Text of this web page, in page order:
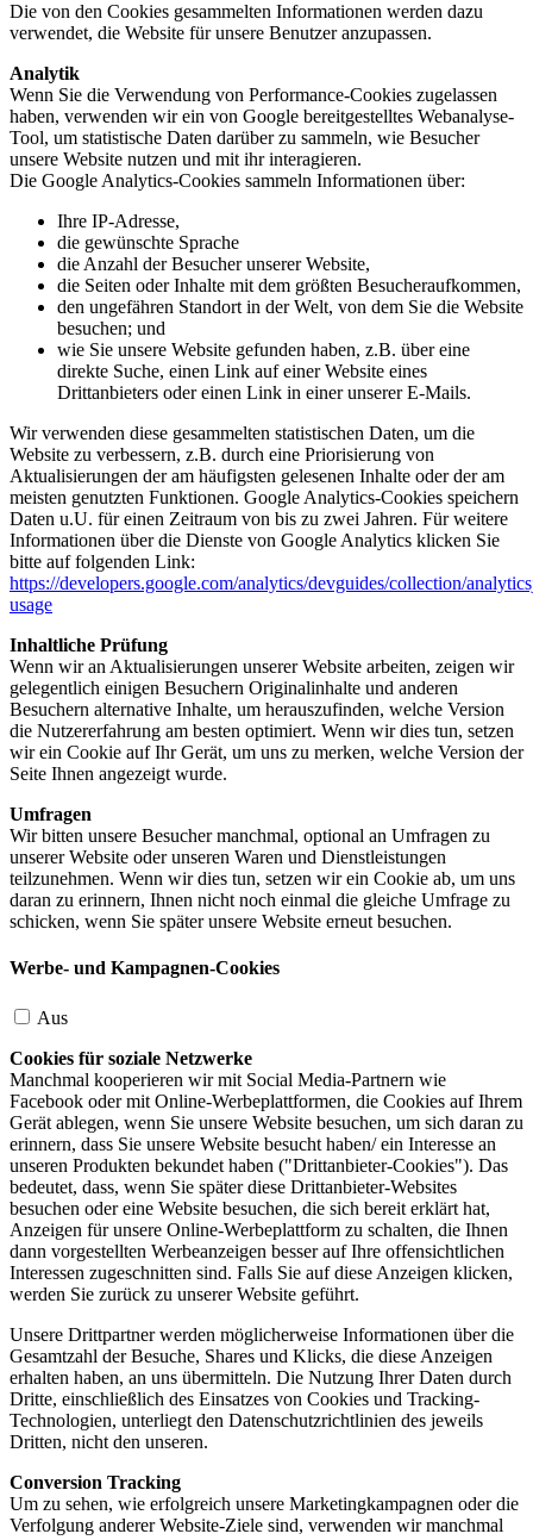
Die von den Cookies gesammelten Informationen werden dazu
verwendet, die Website für unsere Benutzer anzupassen.
Analytik
Wenn Sie die Verwendung von Performance-Cookies zugelassen
haben, verwenden wir ein von Google bereitgestelltes Webanalyse-
Tool, um statistische Daten darüber zu sammeln, wie Besucher
unsere Website nutzen und mit ihr interagieren.
Die Google Analytics-Cookies sammeln Informationen über:
Ihre IP-Adresse,
die gewünschte Sprache
die Anzahl der Besucher unserer Website,
die Seiten oder Inhalte mit dem größten Besucheraufkommen,
den ungefähren Standort in der Welt, von dem Sie die Website
besuchen; und
wie Sie unsere Website gefunden haben, z.B. über eine
direkte Suche, einen Link auf einer Website eines
Drittanbieters oder einen Link in einer unserer E-Mails.
Wir verwenden diese gesammelten statistischen Daten, um die
Website zu verbessern, z.B. durch eine Priorisierung von
Aktualisierungen der am häufigsten gelesenen Inhalte oder der am
meisten genutzten Funktionen. Google Analytics-Cookies speichern
Daten u.U. für einen Zeitraum von bis zu zwei Jahren. Für weitere
Informationen über die Dienste von Google Analytics klicken Sie
bitte auf folgenden Link:
https://developers.google.com/analytics/devguides/collection/
usage
Inhaltliche Prüfung
Wenn wir an Aktualisierungen unserer Website arbeiten, zeigen wir
gelegentlich einigen Besuchern Originalinhalte und anderen
Besuchern alternative Inhalte, um herauszufinden, welche Version
die Nutzererfahrung am besten optimiert. Wenn wir dies tun, setzen
wir ein Cookie auf Ihr Gerät, um uns zu merken, welche Version der
Seite Ihnen angezeigt wurde.
Umfragen
Wir bitten unsere Besucher manchmal, optional an Umfragen zu
unserer Website oder unseren Waren und Dienstleistungen
teilzunehmen. Wenn wir dies tun, setzen wir ein Cookie ab, um uns
daran zu erinnern, Ihnen nicht noch einmal die gleiche Umfrage zu
schicken, wenn Sie später unsere Website erneut besuchen.
Werbe- und Kampagnen-Cookies
Aus
Cookies für soziale Netzwerke
Manchmal kooperieren wir mit Social Media-Partnern wie
Facebook oder mit Online-Werbeplattformen, die Cookies auf Ihrem
Gerät ablegen, wenn Sie unsere Website besuchen, um sich daran zu
erinnern, dass Sie unsere Website besucht haben/ ein Interesse an
unseren Produkten bekundet haben ("Drittanbieter-Cookies"). Das
bedeutet, dass, wenn Sie später diese Drittanbieter-Websites
besuchen oder eine Website besuchen, die sich bereit erklärt hat,
Anzeigen für unsere Online-Werbeplattform zu schalten, die Ihnen
dann vorgestellten Werbeanzeigen besser auf Ihre offensichtlichen
Interessen zugeschnitten sind. Falls Sie auf diese Anzeigen klicken,
werden Sie zurück zu unserer Website geführt.
Unsere Drittpartner werden möglicherweise Informationen über die
Gesamtzahl der Besuche, Shares und Klicks, die diese Anzeigen
erhalten haben, an uns übermitteln. Die Nutzung Ihrer Daten durch
Dritte, einschließlich des Einsatzes von Cookies und Tracking-
Technologien, unterliegt den Datenschutzrichtlinien des jeweils
Dritten, nicht den unseren.
Conversion Tracking
Um zu sehen, wie erfolgreich unsere Marketingkampagnen oder die
Verfolgung anderer Website-Ziele sind, verwenden wir manchmal